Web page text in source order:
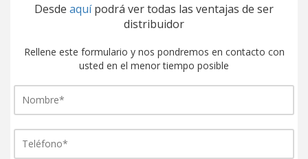
Desde aquípodrá ver todas las ventajas de ser
distribuidor
Rellene este formulario y nos pondremos en contacto con
usted en el menor tiempo posible